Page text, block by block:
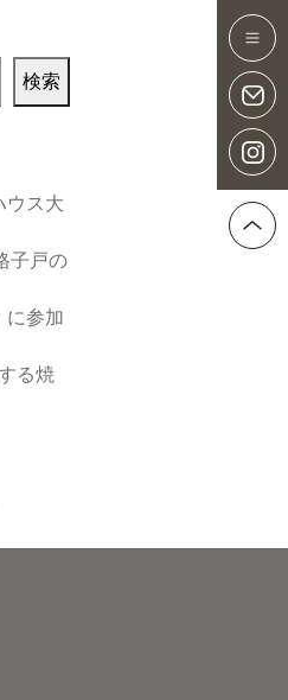
検索
ウス大
子戸の
に参加
る焼